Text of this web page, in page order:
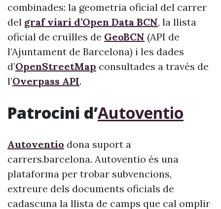
combinades: la geometria oficial del carrer
del graf viari d’Open Data BCN, la llista
oficial de cruïlles de GeoBCN (API de
l’Ajuntament de Barcelona) i les dades
d’OpenStreetMap consultades a través de
l’Overpass API.
Patrocini d’Autoventio
Autoventio dona suport a
carrers.barcelona. Autoventio és una
plataforma per trobar subvencions,
extreure dels documents oficials de
cadascuna la llista de camps que cal omplir